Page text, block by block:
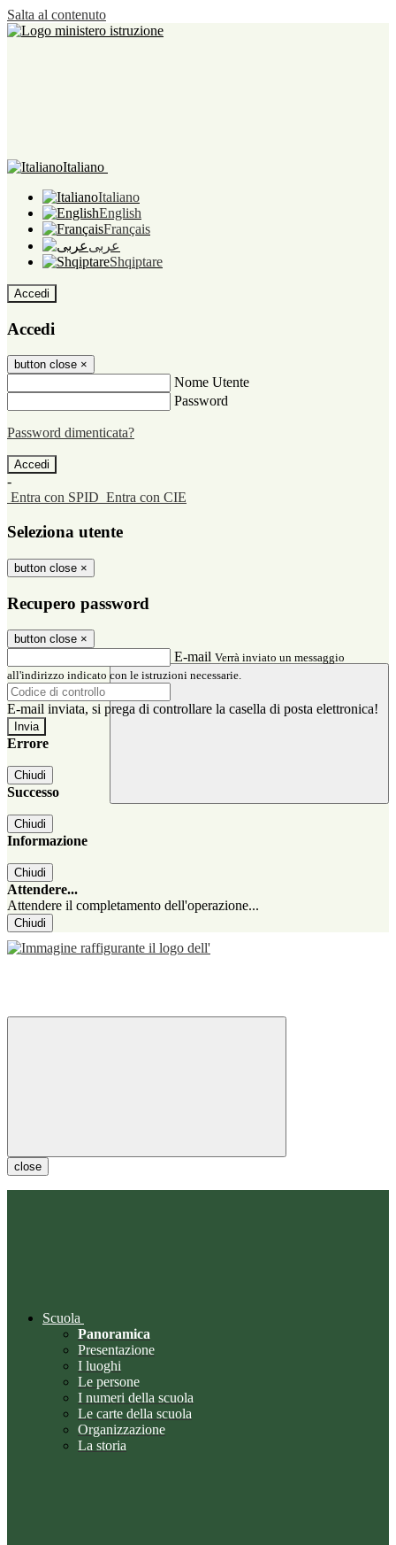
Salta al contenuto
Italiano
Italiano
English
Français
عربى
Shqiptare
Accedi
Accedi
button close ×
Nome Utente
Password
Password dimenticata?
-
Entra con SPID Entra con CIE
Seleziona utente
button close ×
Recupero password
button close ×
E-mail Verrà inviato un messaggio
all'indirizzo indicato con le istruzioni necessarie.
E-mail inviata, si prega di controllare la casella di posta elettronica!
Errore
Chiudi
Successo
Chiudi
Informazione
Chiudi
Attendere...
Attendere il completamento dell'operazione...
Chiudi
close
Scuola
Panoramica
Presentazione
I luoghi
Le persone
I numeri della scuola
Le carte della scuola
Organizzazione
La storia